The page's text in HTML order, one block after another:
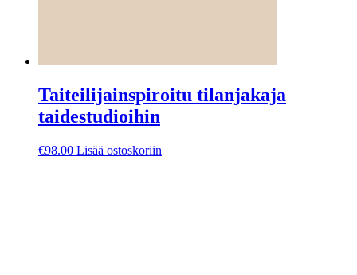
Taiteilijainspiroitu tilanjakaja
taidestudioihin
€98.00 Lisää ostoskoriin